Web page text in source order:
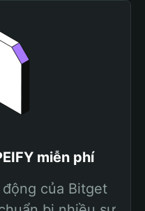
miễn phí
của Bitget